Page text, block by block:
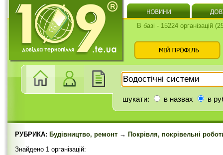
В базі - 15224 організацій
шукати: в назвах в
РУБРИКА: Будівництво, ремонт → Покрівля, покрівельні
Знайдено 1 організацій: